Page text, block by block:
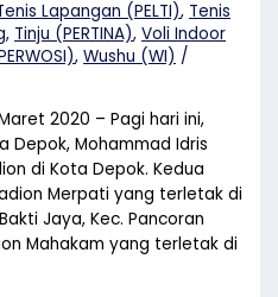
Lapangan (PELTI), Tenis
, Tinju (PERTINA),Voli Indoor
,Wushu (WI) /
2020 – Pagi hari ini,
Depok, Mohammad Idris
di Kota Depok. Kedua
Merpati yang terletak di
Jaya, Kec. Pancoran
Mahakam yang terletak di